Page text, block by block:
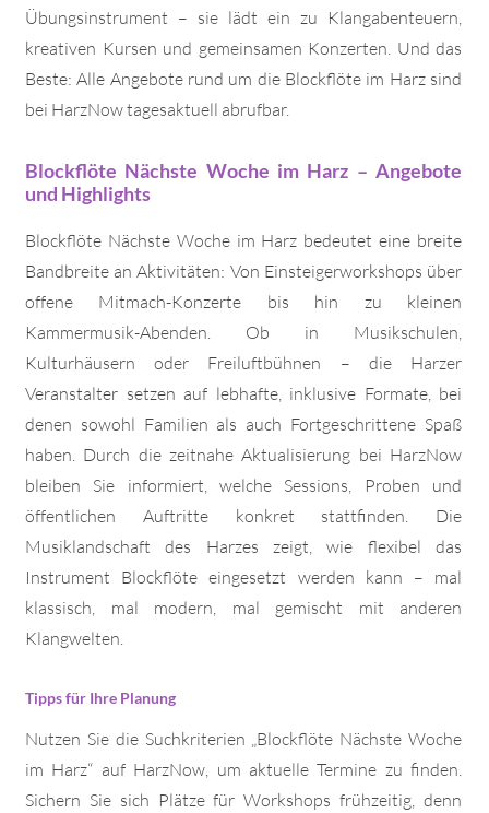
Übungsinstrument – sie lädt ein zu Klangabenteuern,
kreativen Kursen und gemeinsamen Konzerten. Und das
Beste: Alle Angebote rund um die Blockflöte im Harz sind
bei HarzNow tagesaktuell abrufbar.
Blockflöte Nächste Woche im Harz – Angebote
und Highlights
Blockflöte Nächste Woche im Harz bedeutet eine breite
Bandbreite an Aktivitäten: Von Einsteigerworkshops über
offene Mitmach-Konzerte bis hin zu kleinen
Kammermusik-Abenden. Ob in Musikschulen,
Kulturhäusern oder Freiluftbühnen – die Harzer
Veranstalter setzen auf lebhafte, inklusive Formate, bei
denen sowohl Familien als auch Fortgeschrittene Spaß
haben. Durch die zeitnahe Aktualisierung bei HarzNow
bleiben Sie informiert, welche Sessions, Proben und
öffentlichen Auftritte konkret stattfinden. Die
Musiklandschaft des Harzes zeigt, wie flexibel das
Instrument Blockflöte eingesetzt werden kann – mal
klassisch, mal modern, mal gemischt mit anderen
Klangwelten.
Tipps für Ihre Planung
Nutzen Sie die Suchkriterien „Blockflöte Nächste Woche
im Harz“ auf HarzNow, um aktuelle Termine zu finden.
Sichern Sie sich Plätze für Workshops frühzeitig, denn